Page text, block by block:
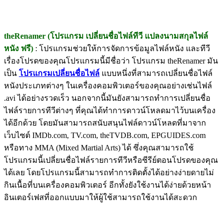
theRenamer (โปรแกรม เปลี่ยนชื่อไฟล์ทีวี แปลงนามสกุลไฟล์
หนัง ฟรี) : โปรแกรมช่วยให้การจัดการข้อมูลไฟล์หนัง และทีวี
เรื่องโปรดของคุณโปรแกรมนี้มีชื่อว่า โปรแกรม theRenamer มัน
เป็น โปรแกรมเปลี่ยนชื่อไฟล์ แบบหนึ่งที่สามารถเปลี่ยนชื่อไฟล์
หนังประเภทต่างๆ ในเครื่องคอมพิวเตอร์ของคุณอย่างเช่นไฟล์
.avi ได้อย่างรวดเร็ว นอกจากนี้มันยังสามารถทำการเปลี่ยนชื่อ
ไฟล์รายการทีวีต่างๆ ที่คุณได้ทำการดาวน์โหลดมาไว้บนเครื่อง
ได้อีกด้วย โดยมันสามารถสนับสนุนไฟล์ดาวน์โหลดที่มาจาก
เว็บไซต์ IMDb.com, TV.com, theTVDB.com, EPGUIDES.com
หรือทาง MMA (Mixed Martial Arts) ได้ ซึ่งคุณสามารถใช้
โปรแกรมนี้เปลี่ยนชื่อไฟล์รายการทีวีหรือซีรีย์ตอนโปรดของคุณ
ได้เลย โดยโปรแกรมนี้สามารถทำการติดตั้งได้อย่างง่ายดายไม่
กินเนื้อที่บนเครื่องคอมพิวเตอร์ อีกทั้งยังใช้งานได้ง่ายด้วยหน้า
อินเตอร์เฟสที่ออกแบบมาให้ผู้ใช้สามารถใช้งานได้สะดวก